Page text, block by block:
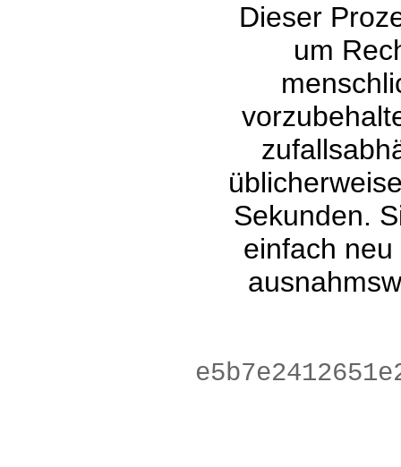
Dieser
um
Sekunden.
einfach